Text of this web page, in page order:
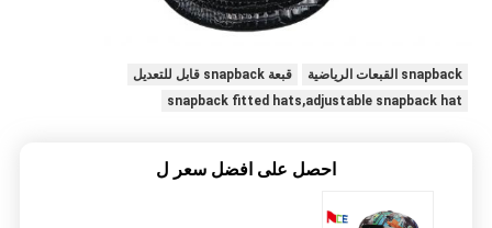
snapback القبعات الرياضية
قبعة snapback قابل للتعديل
snapback fitted hats,adjustable snapback hat
احصل على افضل سعر ل